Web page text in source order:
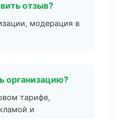
отзыв?
модерация в
организацию?
тарифе,
и